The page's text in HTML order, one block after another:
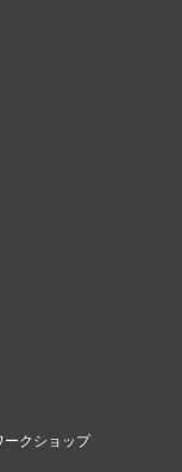
ークショップ